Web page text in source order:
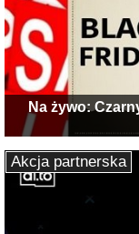
Na żywo:
Akcja partnerska